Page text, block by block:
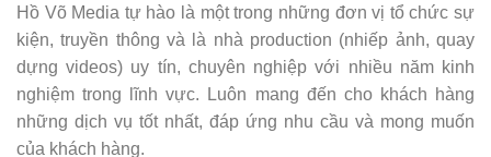
Hồ Võ Media tự hào là một trong những đơn vị tổ chức sự
kiện, truyền thông và là nhà production (nhiếp ảnh, quay
dựng videos) uy tín, chuyên nghiệp với nhiều năm kinh
nghiệm trong lĩnh vực. Luôn mang đến cho khách hàng
những dịch vụ tốt nhất, đáp ứng nhu cầu và mong muốn
của khách hàng.